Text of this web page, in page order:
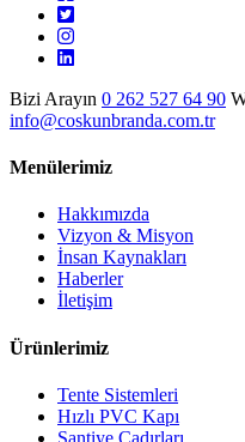
Bizi Arayın 0 262 527 64 90
info@coskunbranda.com.tr
Menülerimiz
Hakkımızda
Vizyon & Misyon
İnsan Kaynakları
Haberler
İletişim
Ürünlerimiz
Tente Sistemleri
Hızlı PVC Kapı
Şantiye Çadırları